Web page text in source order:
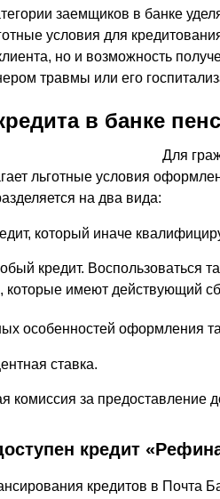
заемщиков в банке
условия для
но и возможность
травмы или его
в банке
Для
льготные условия
на два вида:
который иначе
кредит. Воспользоваться
которые имеют действующий
особенностей оформления
ставка.
комиссия за предоставление
кредит
кредитов в Почта